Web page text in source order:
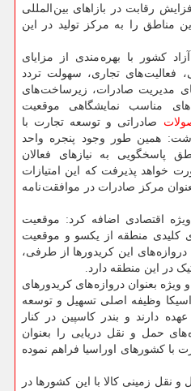
رقابت در بازاهای بین المللی
مناطق را به مرکز تولید در این
کشور با بهره مندی از مزایای
فعالیت های تجاری، سهولت تردد
مدیریت صادرات، زیرساخت های
های مناسب نمایشگاهی موقعیت
صادراتی و توسعه تجارت با
داشت: همین طور وجود پنجره واحد
پاسخگویی به نیازهای فعالان
خواهد پذیرفت که این امتیازات
مرکز صادرات در موافقت نامه
اقتصادی اضافه کرد: موقعیت
کلیدی منطقه از یکسو و موقعیت
های این کریدورها از طرفی،
در این منطقه دارد.
بعنوان دروازه های کریدورهای
وظیفه اصلی تسهیل و توسعه
دارند و بندر کاسپین در کنار
های حمل و نقل دریایی را بعنوان
با کشورهای اوراسیا فراهم نموده
نقل زمینی کالا با این کشورها در